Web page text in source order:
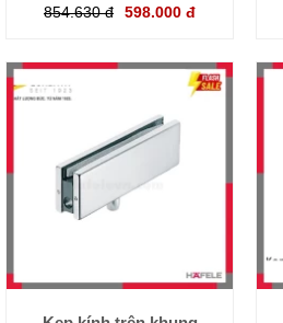
854.630 đ 598.000 đ